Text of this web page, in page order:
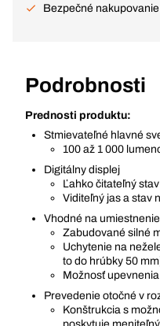
Bezpečné nakupovanie
Podrobnosti
Prednosti produktu:
Stmievateľné hlavné
100 až 1 000
Digitálny displej
Ľahko čitateľný
Viditeľný jas a stav
Vhodné na
Zabudované silné
Uchytenie na
to do hrúbky 50
Možnosť
Prevedenie otočné v
Konštrukcia s